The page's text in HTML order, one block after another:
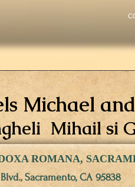
Mihail si
ROMANA,
Sacramento, CA 95838
Michael